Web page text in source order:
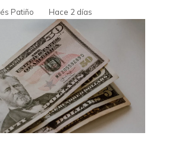
Patiño Hace 2 días